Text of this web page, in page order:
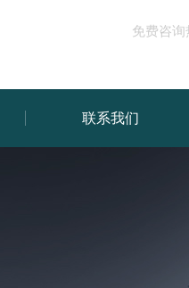
免费咨询
联系我们